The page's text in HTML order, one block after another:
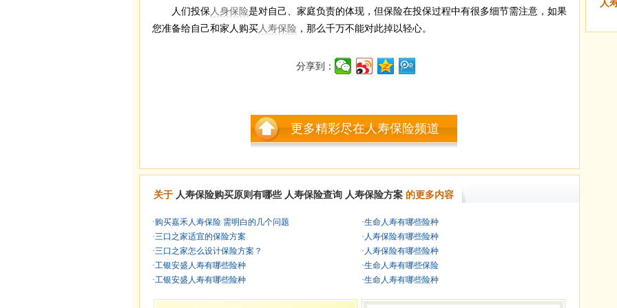
人们投保人身保险是对自己、家庭负责的体现，但保险在投保过程中有很多细节需注意，如果
您准备给自己和家人购买人寿保险 ，那么千万不能对此掉以轻心。
分享到：
更多精彩尽在人寿保险频道
关于 人寿保险购买原则有哪些 人寿保险查询 人寿保险方案 的更多内容
·购买嘉禾人寿保险 需明白的几个问题
·三口之家适宜的保险方案
·三口之家怎么设计保险方案？
·工银安盛人寿有哪些险种
·工银安盛人寿有哪些险种
·生命人寿有哪些险种
· 人寿保险有哪些险种
· 人寿保险有哪些险种
·生命人寿有哪些保险
·生命人寿有哪些险种
人